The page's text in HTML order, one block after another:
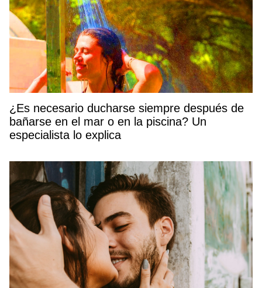
¿Es necesario ducharse siempre después de
bañarse en el mar o en la piscina? Un
especialista lo explica